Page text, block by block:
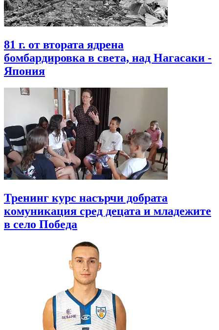
81 г. от втората ядрена
бомбардировка в света, над Нагасаки -
Япония
Тренинг курс насърчи добрата
комуникация сред децата и младежите
в село Победа